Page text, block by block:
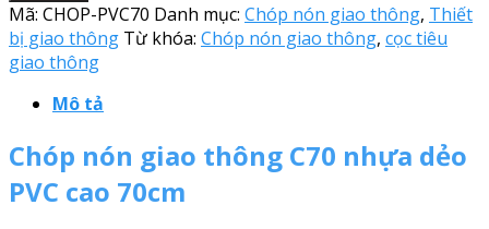
Mã: CHOP-PVC70 Danh mục: Chóp nón giao thông, Thiết
bị giao thông Từ khóa: Chóp nón giao thông, cọc tiêu
giao thông
Mô tả
Chóp nón giao thông C70 nhựa dẻo
PVC cao 70cm